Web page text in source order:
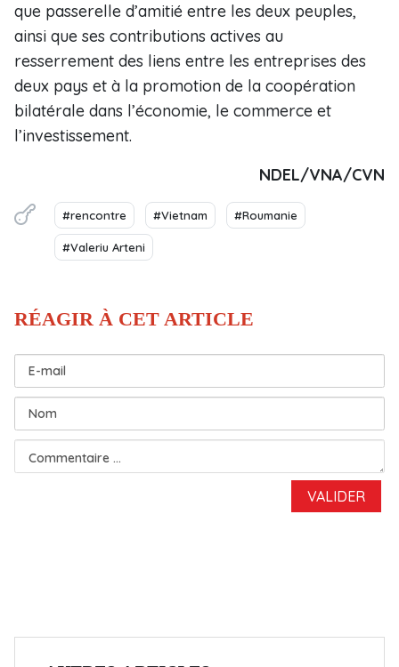
que passerelle d’amitié entre les deux peuples,
ainsi que ses contributions actives au
resserrement des liens entre les entreprises des
deux pays et à la promotion de la coopération
bilatérale dans l’économie, le commerce et
l’investissement.
NDEL/VNA/CVN
#rencontre #Vietnam #Roumanie
#Valeriu Arteni